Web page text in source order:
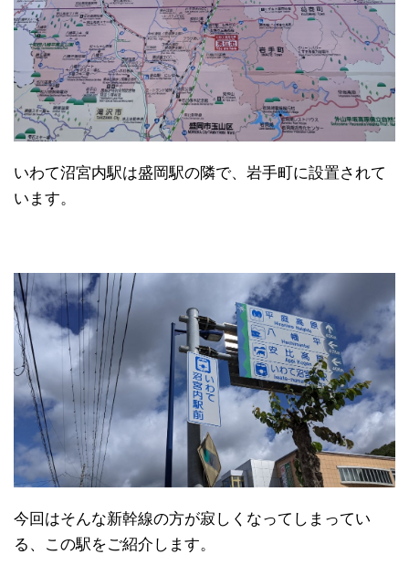
いわて沼宮内駅は盛岡駅の隣で、岩手町に設置されて
います。
今回はそんな新幹線の方が寂しくなってしまってい
る、この駅をご紹介します。